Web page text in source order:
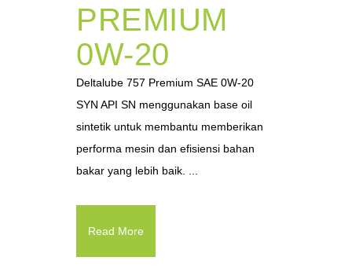
PREMIUM
0W-20
Deltalube 757 Premium SAE 0W-20
SYN API SN menggunakan base oil
sintetik untuk membantu memberikan
performa mesin dan efisiensi bahan
bakar yang lebih baik. ...
Read More